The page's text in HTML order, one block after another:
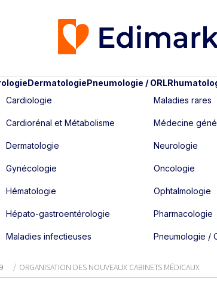
DermatologiePneumologie / ORL
Cardiologie
Cardiorénal et Métabolisme
Dermatologie
Gynécologie
Hématologie
Hépato-gastroentérologie
Maladies infectieuses
Maladies rares
Médecine
Neurologie
Oncologie
Ophtalmologie
Pharmacologie
Pneumologie /
ORGANISATION DES NOUVEAUX CABINETS MÉDICAUX